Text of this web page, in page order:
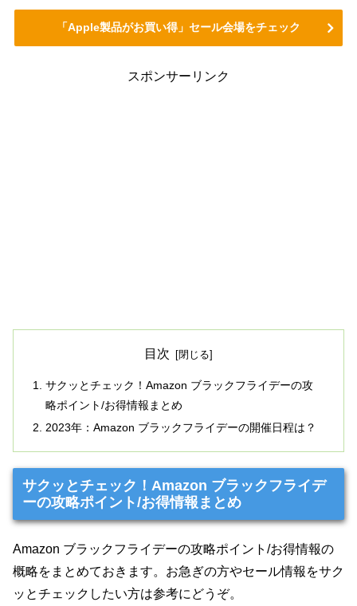
「Apple製品がお買い得」セール会場をチェック
スポンサーリンク
目次
サクッとチェック！Amazon ブラックフライデーの攻
略ポイント/お得情報まとめ
2023年：Amazon ブラックフライデーの開催日程は？
サクッとチェック！Amazon ブラックフライデ
ーの攻略ポイント/お得情報まとめ
Amazon ブラックフライデーの攻略ポイント/お得情報の
概略をまとめておきます。お急ぎの方やセール情報をサク
ッとチェックしたい方は参考にどうぞ。